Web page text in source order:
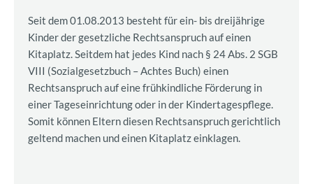
Seit dem 01.08.2013 besteht für ein- bis dreijährige
Kinder der gesetzliche Rechtsanspruch auf einen
Kitaplatz. Seitdem hat jedes Kind nach § 24 Abs. 2 SGB
VIII (Sozialgesetzbuch – Achtes Buch) einen
Rechtsanspruch auf eine frühkindliche Förderung in
einer Tageseinrichtung oder in der Kindertagespflege.
Somit können Eltern diesen Rechtsanspruch gerichtlich
geltend machen und einen Kitaplatz einklagen.